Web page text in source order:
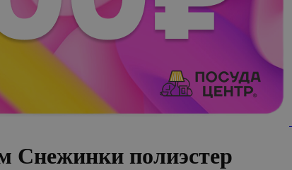
Снежинки полиэстер